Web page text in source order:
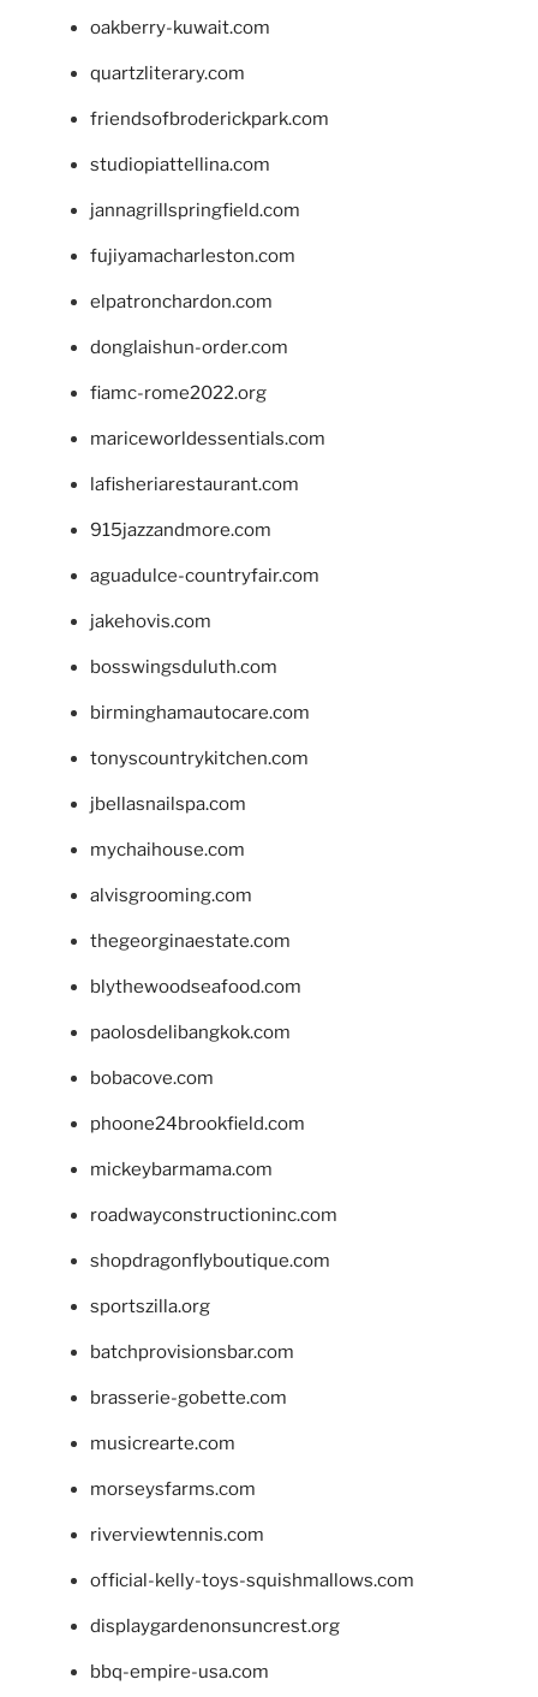
oakberry-kuwait.com
quartzliterary.com
friendsofbroderickpark.com
studiopiattellina.com
jannagrillspringfield.com
fujiyamacharleston.com
elpatronchardon.com
donglaishun-order.com
fiamc-rome2022.org
mariceworldessentials.com
lafisheriarestaurant.com
915jazzandmore.com
aguadulce-countryfair.com
jakehovis.com
bosswingsduluth.com
birminghamautocare.com
tonyscountrykitchen.com
jbellasnailspa.com
mychaihouse.com
alvisgrooming.com
thegeorginaestate.com
blythewoodseafood.com
paolosdelibangkok.com
bobacove.com
phoone24brookfield.com
mickeybarmama.com
roadwayconstructioninc.com
shopdragonflyboutique.com
sportszilla.org
batchprovisionsbar.com
brasserie-gobette.com
musicrearte.com
morseysfarms.com
riverviewtennis.com
official-kelly-toys-squishmallows.com
displaygardenonsuncrest.org
bbq-empire-usa.com